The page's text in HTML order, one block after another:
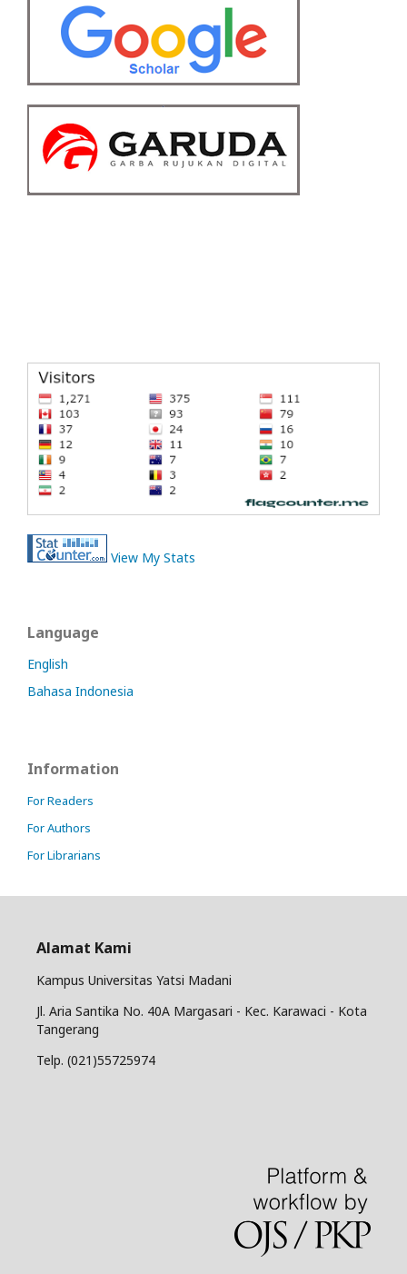
View My Stats
Language
English
Bahasa Indonesia
Information
For Readers
For Authors
For Librarians
Alamat Kami
Kampus Universitas Yatsi Madani
Jl. Aria Santika No. 40A Margasari - Kec. Karawaci - Kota
Tangerang
Telp. (021)55725974